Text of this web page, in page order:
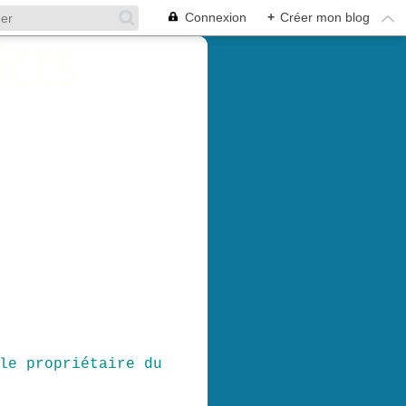
Connexion + Créer mon blog
propriétaire du